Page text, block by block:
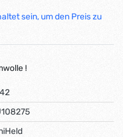
sein, um den Preis zu
!